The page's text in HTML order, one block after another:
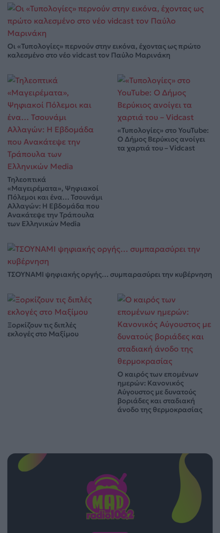
Οι «Τυπολογίες» περνούν στην εικόνα, έχοντας ως πρώτο
καλεσμένο στο νέο vidcast τον Παύλο Μαρινάκη
Τηλεοπτικά
«Μαγειρέματα», Ψηφιακοί
Πόλεμοι και ένα… Τσουνάμι
Αλλαγών: Η Εβδομάδα που
Ανακάτεψε την Τράπουλα
των Ελληνικών Media
«Τυπολογίες» στο YouTube:
Ο Δήμος Βερύκιος ανοίγει
τα χαρτιά του – Vidcast
ΤΣΟΥΝΑΜΙ ψηφιακής οργής… συμπαρασύρει την κυβέρνηση
Ξορκίζουν τις διπλές
εκλογές στο Μαξίμου
Ο καιρός των επομένων
ημερών: Κανονικός
Αύγουστος με δυνατούς
βοριάδες και σταδιακή
άνοδο της θερμοκρασίας